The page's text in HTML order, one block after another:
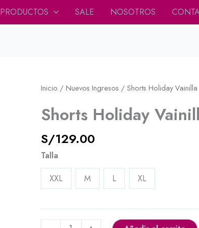
PRODUCTOS SALE NOSOTROS
Inicio / Nuevos Ingresos / Shorts Holiday Vainilla
Shorts Holiday
S/129.00
Talla
XXL
M L XL
Shorts
Vainilla